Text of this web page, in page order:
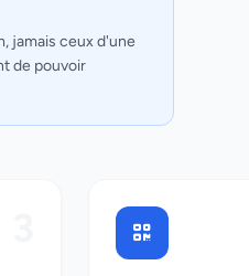
jamais ceux d'une
de pouvoir